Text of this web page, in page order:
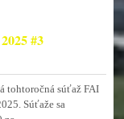
#3
tohtoročná súťaž FAI
Súťaže sa